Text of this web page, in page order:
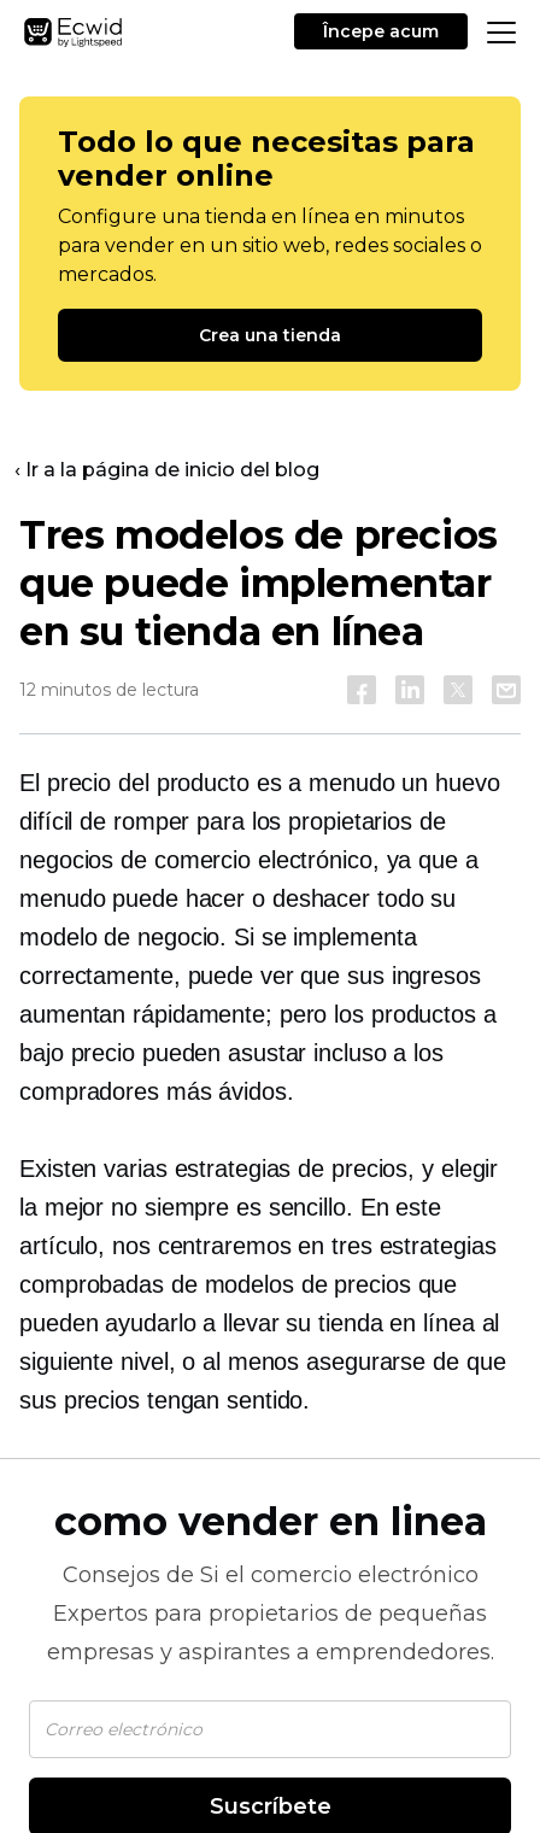
Începe acum
Todo lo que necesitas para
vender online
Configure una tienda en línea en minutos
para vender en un sitio web, redes sociales o
mercados.
Crea una tienda
‹ Ir a la página de inicio del blog
Tres modelos de precios
que puede implementar
en su tienda en línea
12 minutos de lectura
El precio del producto es a menudo un huevo
difícil de romper para los propietarios de
negocios de comercio electrónico, ya que a
menudo puede hacer o deshacer todo su
modelo de negocio. Si se implementa
correctamente, puede ver que sus ingresos
aumentan rápidamente; pero los productos a
bajo precio pueden asustar incluso a los
compradores más ávidos.
Existen varias estrategias de precios, y elegir
la mejor no siempre es sencillo. En este
artículo, nos centraremos en tres estrategias
comprobadas de modelos de precios que
pueden ayudarlo a llevar su tienda en línea al
siguiente nivel, o al menos asegurarse de que
sus precios tengan sentido.
como vender en linea
Consejos de Si el comercio electrónico
Expertos para propietarios de pequeñas
empresas y aspirantes a emprendedores.
Suscríbete